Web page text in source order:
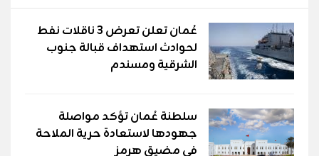
عُمان تعلن تعرض 3 ناقلات نفط
لحوادث استهداف قبالة جنوب
الشرقية ومسندم
سلطنة عُمان تؤكد مواصلة
جهودها لاستعادة حرية الملاحة
في مضيق هرمز